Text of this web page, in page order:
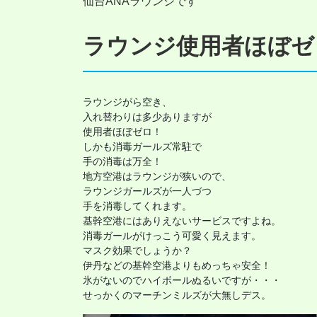
ラウンジ使用者ほぼ
ラウンジがら空き、
入れ替わりは多少ありますが
使用者ほぼゼロ！
しかも消毒ガールズ常駐で
手の消毒は万全！
地方空港はラウンジが狭いので、
ラウンジガールズが一人づつ
手を消毒してくれます。
基幹空港にはありえないサービスですよね。
消毒ガールがけっこう可愛く見えます。
マスク効果でしょうか？
伊丹などの基幹空港よりもめっちゃ安全！
氷がないのでハイボールぬるいですが・・・
せっかくのマーチンミルズが大無しデス。